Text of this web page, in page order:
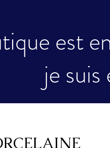
est
je